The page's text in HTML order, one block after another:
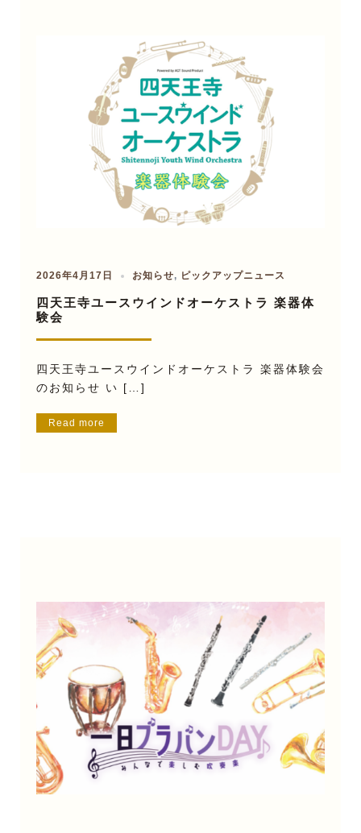
2026年4月17日 お知らせ, ピックアップニュース
四天王寺ユースウインドオーケストラ 楽器体
験会
四天王寺ユースウインドオーケストラ 楽器体験会
のお知らせ い […]
Read more